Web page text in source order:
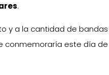
.
y a la cantidad de
este día de